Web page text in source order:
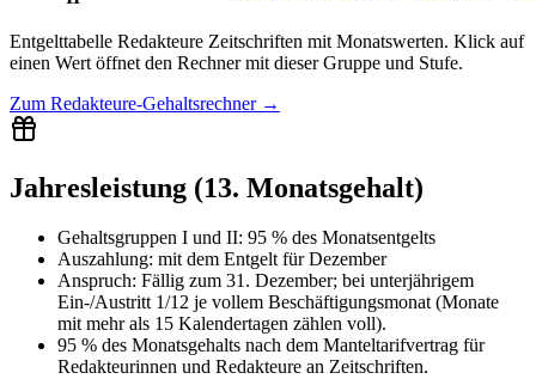
Entgelttabelle Redakteure Zeitschriften mit Monatswerten. Klick auf
einen Wert öffnet den Rechner mit dieser Gruppe und Stufe.
Zum Redakteure-Gehaltsrechner→
Jahresleistung (13. Monatsgehalt)
Gehaltsgruppen I und II: 95 % des Monatsentgelts
Auszahlung: mit dem Entgelt fürDezember
Anspruch: Fällig zum 31. Dezember; bei unterjährigem
Ein-/Austritt 1/12 je vollem Beschäftigungsmonat (Monate
mit mehr als 15 Kalendertagen zählen voll).
95 % des Monatsgehalts nach dem Manteltarifvertrag für
Redakteurinnen und Redakteure an Zeitschriften.